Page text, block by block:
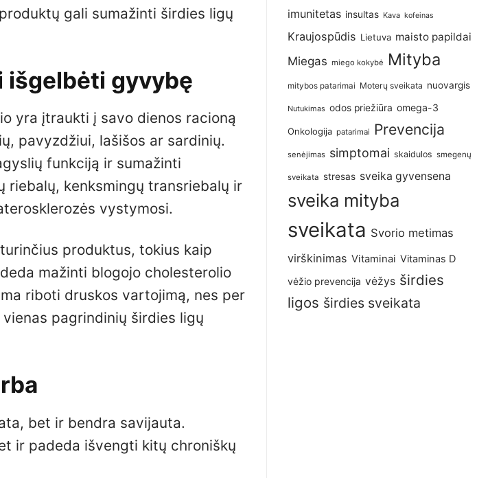
gali sumažinti širdies ligų
išgelbėti gyvybę
yra įtraukti į savo dienos racioną
pavyzdžiui, lašišos ar sardinių.
funkciją ir sumažinti
riebalų, kenksmingų transriebalų ir
vystymosi.
produktus, tokius kaip
mažinti blogojo cholesterolio
riboti druskos vartojimą, nes per
pagrindinių širdies ligų
bet ir bendra savijauta.
ir padeda išvengti kitų chroniškų
imunitetas insultas Kava kofeinas
Kraujospūdis Lietuva maisto papildai
Miegas miego kokybė Mityba
mitybos patarimai Moterų sveikata nuovargis
Nutukimas odos priežiūra omega-3
Onkologija patarimai Prevencija
senėjimas simptomai skaidulos smegenų
sveikata stresas sveika gyvensena
sveika mityba
sveikata Svorio metimas
virškinimas Vitaminai Vitaminas D
vėžio prevencija vėžys širdies
ligos širdies sveikata